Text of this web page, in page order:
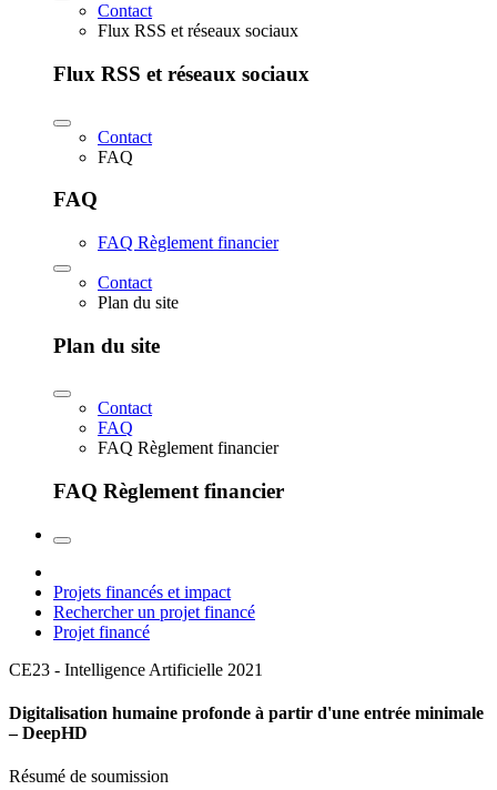
Contact
Flux RSS et réseaux sociaux
Flux RSS et réseaux sociaux
Contact
FAQ
FAQ
FAQ Règlement financier
Contact
Plan du site
Plan du site
Contact
FAQ
FAQ Règlement financier
FAQ Règlement financier
Projets financés et impact
Rechercher un projet financé
Projet financé
CE23 - Intelligence Artificielle 2021
Digitalisation humaine profonde à partir d'une entrée minimale
– DeepHD
Résumé de soumission